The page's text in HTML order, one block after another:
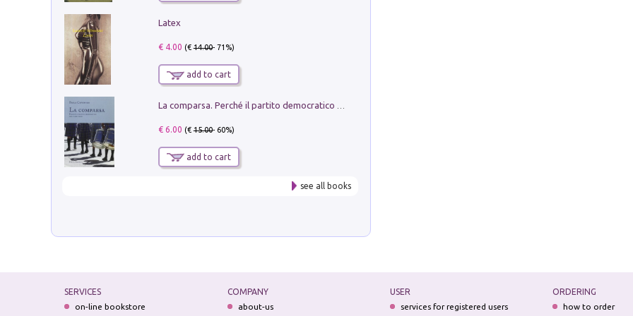
Latex
€ 4.00 (€14.00- 71%)
add to cart
€ 6.00 (€15.00- 60%)
add to cart
see all books
SERVICES
on-line bookstore
COMPANY
about-us
USER
services for registered users
ORDERING
how to order